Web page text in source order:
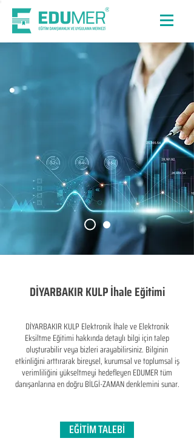
DİYARBAKIR KULP İhale Eğitimi
DİYARBAKIR KULP Elektronik İhale ve Elektronik
Eksiltme Eğitimi hakkında detaylı bilgi için talep
oluşturabilir veya bizleri arayabilirsiniz. Bilginin
etkinliğini arttırarak bireysel, kurumsal ve toplumsal iş
verimliliğini yükseltmeyi hedefleyen​ EDUMER tüm
danışanlarına en doğru BİLGİ-ZAMAN denklemini sunar.
EĞİTİM TALEBİ